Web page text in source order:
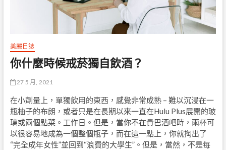
美麗日誌
你什麼時候戒菸獨自飲酒？
27 5 月, 2021
在小劑量上，單獨飲用的東西，感覺非常成熟 – 難以沉浸在一
瓶柚子的布朗，或者只是在長期以來一直在Hulu Plus展開的玻
璃或兩個點菜。工作日。但是，當你不在貴巴酒吧時，兩杯可
以很容易地成為一個整個瓶子，而在這一點上，你就掏出了
“完全成年女性”並回到“浪費的大學生”。但是，當然，不是每